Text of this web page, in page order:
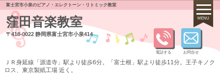
富士宮市小泉のピアノ・エレクトーン・リトミック教室
窪田音楽教室
〒418-0022 静岡県富士宮市小泉414
電話する お問合せ
ＪＲ身延線「源道寺」駅より徒歩6分。「富士根」駅より徒歩11分。王子キノク
ロス、東京製紙工場 近く。
MENU